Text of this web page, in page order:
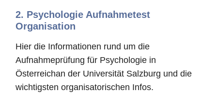
2. Psychologie Aufnahmetest
Organisation
Hier die Informationen rund um die
Aufnahmeprüfung für Psychologie in
Österreichan der Universität Salzburg und die
wichtigsten organisatorischen Infos.